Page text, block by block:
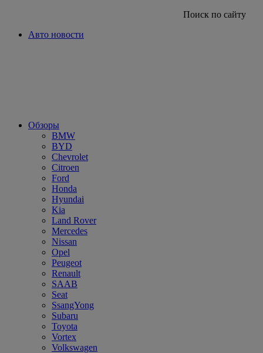
Поиск по сайту
Авто новости
Обзоры
BMW
BYD
Chevrolet
Citroen
Ford
Honda
Hyundai
Kia
Land Rover
Mercedes
Nissan
Opel
Peugeot
Renault
SAAB
Seat
SsangYong
Subaru
Toyota
Vortex
Volkswagen